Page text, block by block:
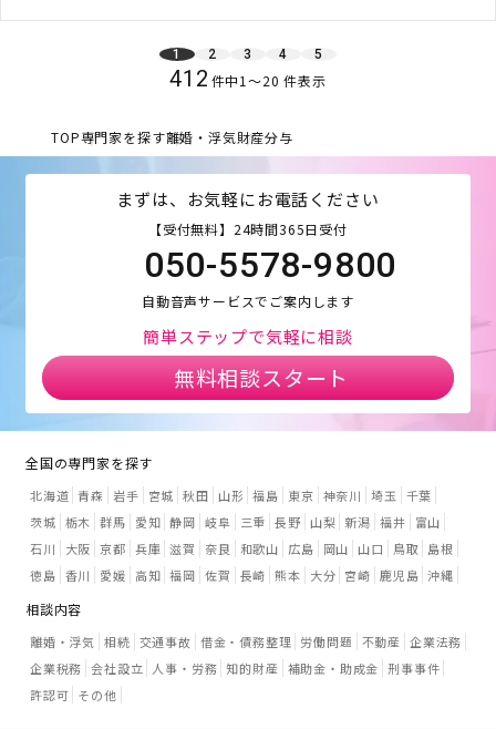
1 2 3 4 5
412 件中1〜20 件表示
TOP専門家を探す離婚・浮気財産分与
まずは、お気軽にお電話ください
【受付無料】24時間365日受付
050-5578-9800
自動音声サービスでご案内します
簡単ステップで気軽に相談
無料相談スタート
全国の専門家を探す
北海道 青森 岩手 宮城 秋田 山形 福島 東京 神奈川 埼玉
千葉
茨城 栃木 群馬 愛知 静岡 岐阜 三重 長野 山梨 新潟 福井
富山
石川
大阪 京都 兵庫 滋賀 奈良 和歌山 広島 岡山 山口 鳥取
島根
徳島 香川 愛媛 高知 福岡 佐賀 長崎 熊本 大分 宮崎 鹿児島 沖縄
相談内容
離婚・浮気 相続 交通事故 借金・債務整理 労働問題 不動産 企業法務
企業税務 会社設立 人事・労務 知的財産 補助金・助成金 刑事事件
許認可 その他